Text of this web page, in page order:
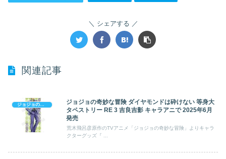
シェアする
関連記事
ジョジョの奇妙な冒険
ジョジョの奇妙な冒険 ダイヤモンドは砕けない 等身大
タペストリー RE 3 吉良吉影 キャラアニで 2025年6月
発売
荒木飛呂彦原作のTVアニメ「ジョジョの奇妙な冒険」よりキャラ